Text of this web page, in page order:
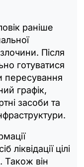
раніше
Після
готуватися
пересування
графік,
засоби та
цілі
він